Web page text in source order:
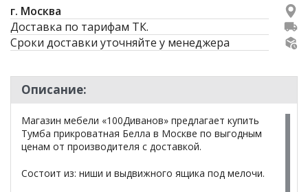
г. Москва
Доставка по тарифам ТК.
Сроки доставки уточняйте у менеджера
Описание:
Магазин мебели «100Диванов» предлагает купить
Тумба прикроватная Белла в Москве по выгодным
ценам от производителя с доставкой.
Состоит из: ниши и выдвижного ящика под мелочи.